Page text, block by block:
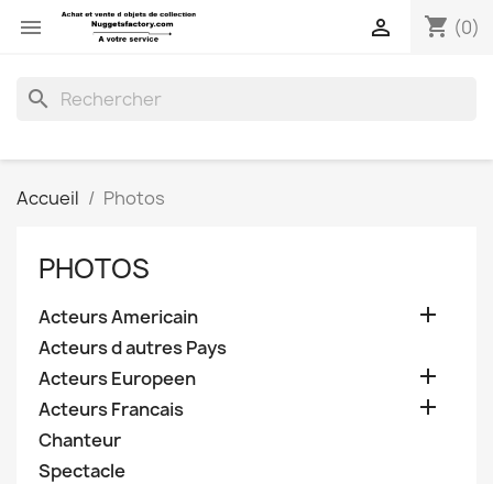
 shopping_cart (0)

search
Accueil Photos
PHOTOS
Acteurs Americain 
Acteurs d autres Pays
Acteurs Europeen

Acteurs Francais 
Chanteur
Spectacle